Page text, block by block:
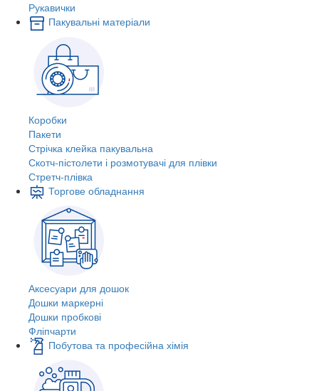
Рукавички
Пакувальні матеріали
Коробки
Пакети
Стрічка клейка пакувальна
Скотч-пістолети і розмотувачі для плівки
Стретч-плівка
Торгове обладнання
Аксесуари для дошок
Дошки маркерні
Дошки пробкові
Фліпчарти
Побутова та професійна хімія